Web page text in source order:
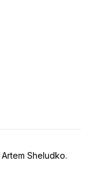
Artem Sheludko.